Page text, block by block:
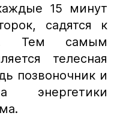
15 минут
садятся к
Тем самым
телесная
позвоночник и
энергетики